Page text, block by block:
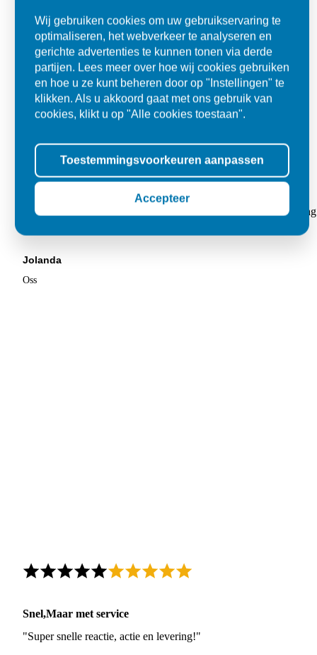
Super
"Goed geholpen bij aankoop en zeer klantvriendelijk. De
Jolanda
Oss
Snel,Maar met service
"Super snelle reactie, actie en levering!"
Wij gebruiken cookies om uw gebruikservaring te
optimaliseren, het webverkeer te analyseren en
gerichte advertenties te kunnen tonen via derde
partijen. Lees meer over hoe wij cookies gebruiken
en hoe u ze kunt beheren door op "Instellingen" te
klikken. Als u akkoord gaat met ons gebruik van
cookies, klikt u op "Alle cookies toestaan".
Toestemmingsvoorkeuren aanpassen
Accepteer